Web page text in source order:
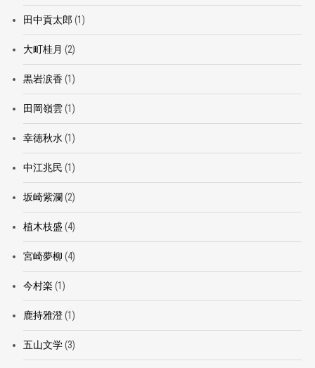
田中貢太郎 (1)
大町桂月 (2)
黒岩涙香(1)
田岡嶺雲(1)
幸徳秋水 (1)
中江兆民 (1)
坂崎紫瀾 (2)
植木枝盛 (4)
宮崎夢柳 (4)
今村楽 (1)
鹿持雅澄(1)
五山文学(3)